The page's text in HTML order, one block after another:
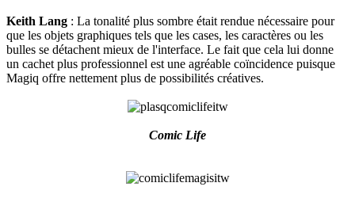
Keith Lang : La tonalité plus sombre était rendue nécessaire pour
que les objets graphiques tels que les cases, les caractères ou les
bulles se détachent mieux de l'interface. Le fait que cela lui donne
un cachet plus professionnel est une agréable coïncidence puisque
Magiq offre nettement plus de possibilités créatives.
Comic Life